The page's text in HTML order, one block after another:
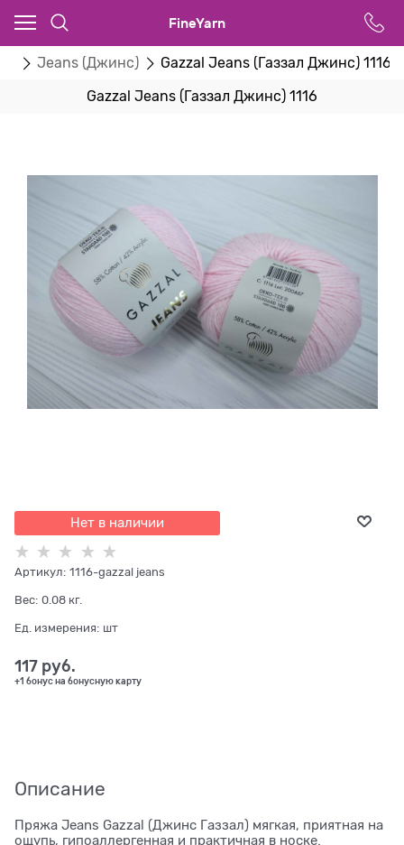
FineYarn
Jeans (Джинс) Gazzal Jeans (Газзал Джинс) 1116
Gazzal Jeans (Газзал Джинс) 1116
Нет в наличии
Артикул: 1116-gazzal jeans
Вес: 0.08 кг.
Ед. измерения: шт
117 руб.
+1 бонус на бонусную карту
Описание
Пряжа Jeans Gazzal (Джинс Газзал) мягкая, приятная на
ощупь, гипоаллергенная и практичная в носке.